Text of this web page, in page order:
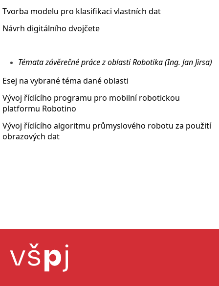
Tvorba modelu pro klasifikaci vlastních dat
Návrh digitálního dvojčete
Témata závěrečné práce z oblasti Robotika (Ing. Jan Jirsa)
Esej na vybrané téma dané oblasti
Vývoj řídícího programu pro mobilní robotickou
platformu Robotino
Vývoj řídícího algoritmu průmyslového robotu za použití
obrazových dat